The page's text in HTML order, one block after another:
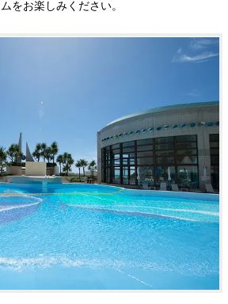
をお楽しみください。